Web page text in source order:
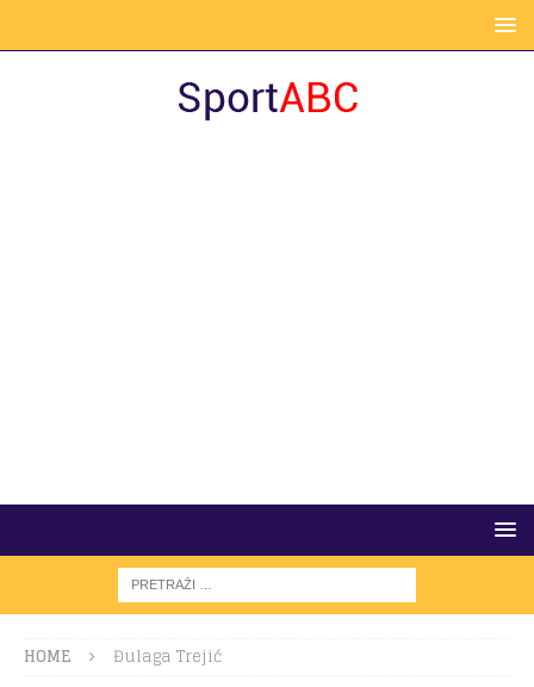
HOME Đulaga Trejić